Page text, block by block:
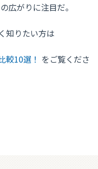
広がりに注目だ。
知りたい方は
較10選！ をご覧くださ